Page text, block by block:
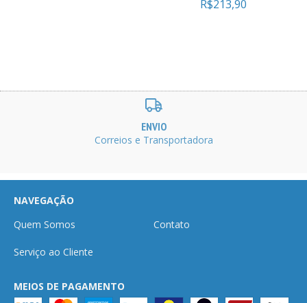
R$213,90
ENVIO
Correios e Transportadora
NAVEGAÇÃO
Quem Somos
Contato
Serviço ao Cliente
MEIOS DE PAGAMENTO